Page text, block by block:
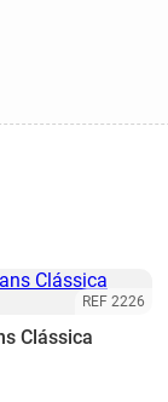
REF 2226
Clássica